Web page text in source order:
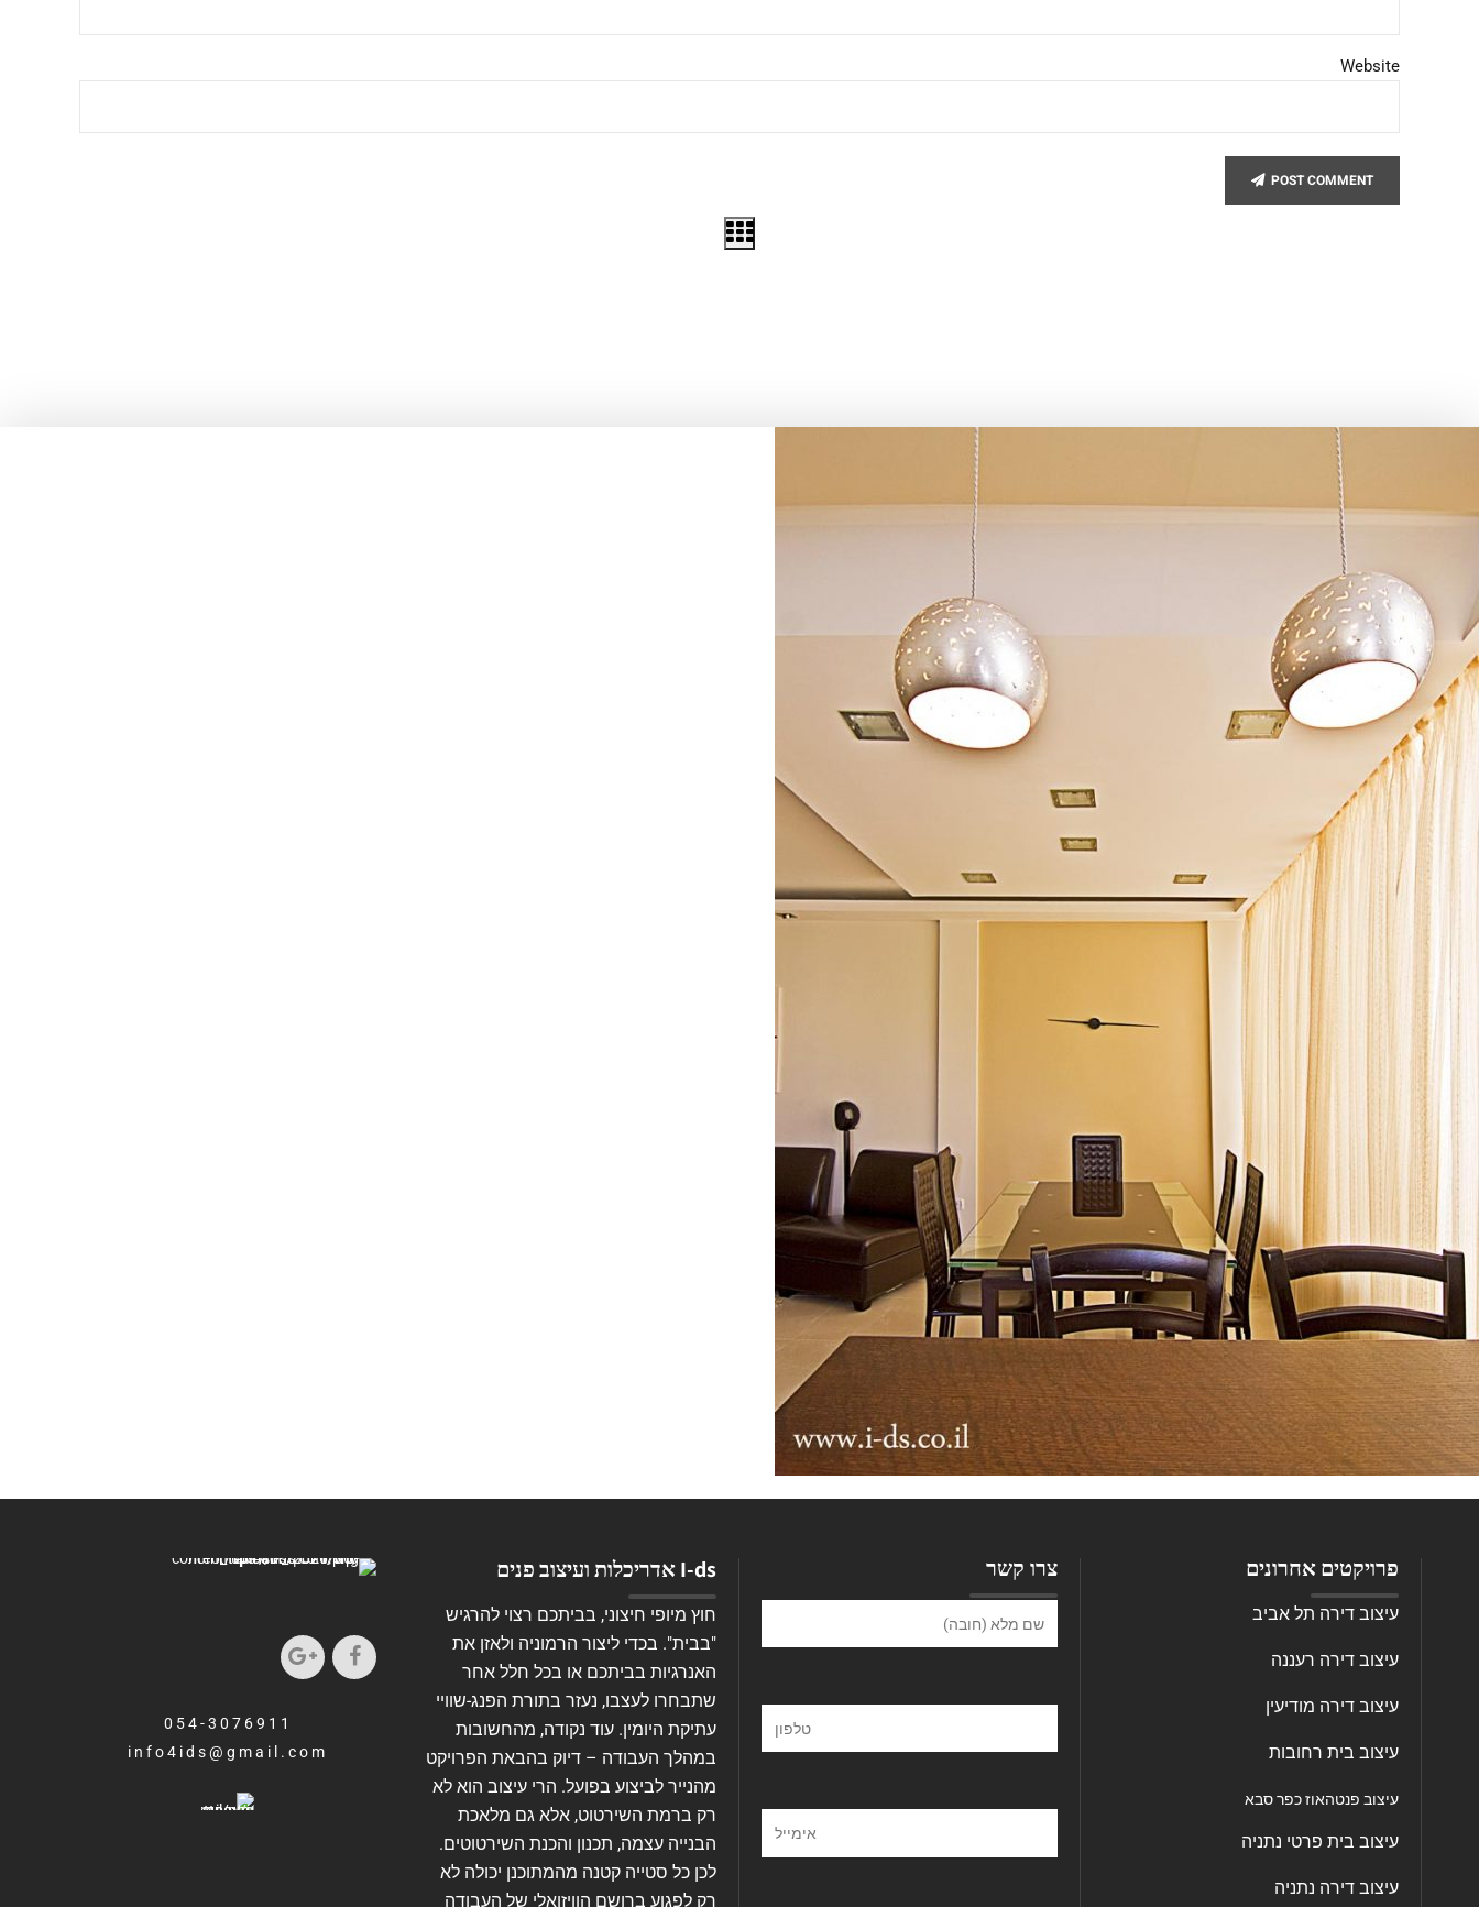
Website
POST COMMENT
פרויקטים אחרונים
עיצוב דירה תל אביב
עיצוב דירה רעננה
עיצוב דירה מודיעין
עיצוב בית רחובות
עיצוב פנטהאוז כפר סבא
עיצוב בית פרטי נתניה
עיצוב דירה נתניה
צרו קשר I-ds אדריכלות ועיצוב פנים
חוץ מיופי חיצוני, בביתכם רצוי להרגיש
"בבית". בכדי ליצור הרמוניה ולאזן את
האנרגיות בביתכם או בכל חלל אחר
שתבחרו לעצבו, נעזר בתורת הפנג-שוויי
עתיקת היומין. עוד נקודה, מהחשובות
במהלך העבודה – דיוק בהבאת הפרויקט
מהנייר לביצוע בפועל. הרי עיצוב הוא לא
רק ברמת השירטוט, אלא גם מלאכת
הבנייה עצמה, תכנון והכנת השירטוטים.
לכן כל סטייה קטנה מהמתוכנן יכולה לא
רק לפגוע ברושם הוויזואלי של העבודה
054-3076911
info4ids@gmail.com